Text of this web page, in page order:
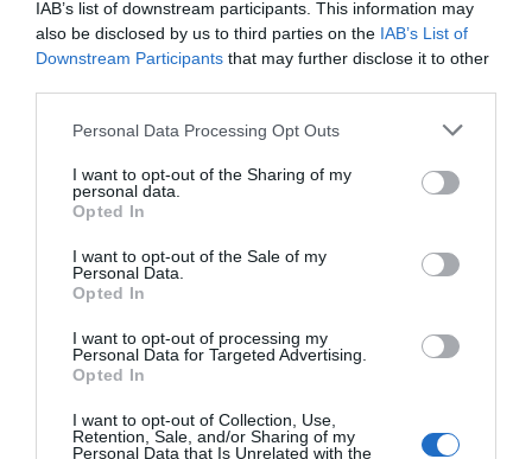
IAB’s list of downstream participants. This information may
also be disclosed by us to third parties on the IAB’s List of
Downstream Participants that may further disclose it to other
Personal Data Processing Opt Outs
I want to opt-out of the Sharing of my
personal data.
Opted In
I want to opt-out of the Sale of my
Personal Data.
Opted In
I want to opt-out of processing my
Personal Data for Targeted Advertising.
Opted In
I want to opt-out of Collection, Use,
Retention, Sale, and/or Sharing of my
Personal Data that Is Unrelated with the
El festival combinarà disciplines com la narració oral,
la poesia o el clown, convertint el municipi en un punt
Esta combinació d’espectacles i entorns urbans és,
precisament, un dels trets diferencials d’Olocau
d’Orella, que aposta per